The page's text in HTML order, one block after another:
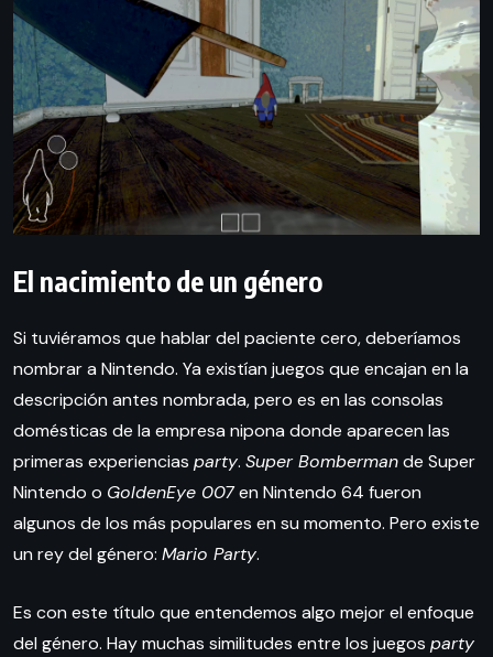
El nacimiento de un género
Si tuviéramos que hablar del paciente cero, deberíamos
nombrar a Nintendo. Ya existían juegos que encajan en la
descripción antes nombrada, pero es en las consolas
domésticas de la empresa nipona donde aparecen las
primeras experiencias party. Super Bombermande Super
Nintendo o GoldenEye 007en Nintendo 64 fueron
algunos de los más populares en su momento. Pero existe
un rey del género: Mario Party.
Es con este título que entendemos algo mejor el enfoque
del género. Hay muchas similitudes entre los juegos party